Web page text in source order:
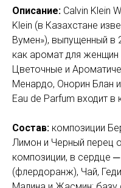
Описание: Calvin Klein
Klein (в Казахстане
Вумен»), выпущенный в
как аромат для
Цветочные и
Менардо, Онорин Блан
Eau de Parfum входит
Состав: композиции
Лимон и Черный перец
композиции, в сердце
(флердоранж), Чай,